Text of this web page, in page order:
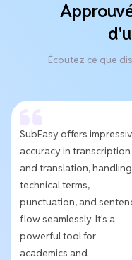
Écoutez ce que
SubEasy offers
accuracy in transcription
and translation, handling
technical terms,
punctuation, and
flow seamlessly. It's a
powerful tool for
academics and